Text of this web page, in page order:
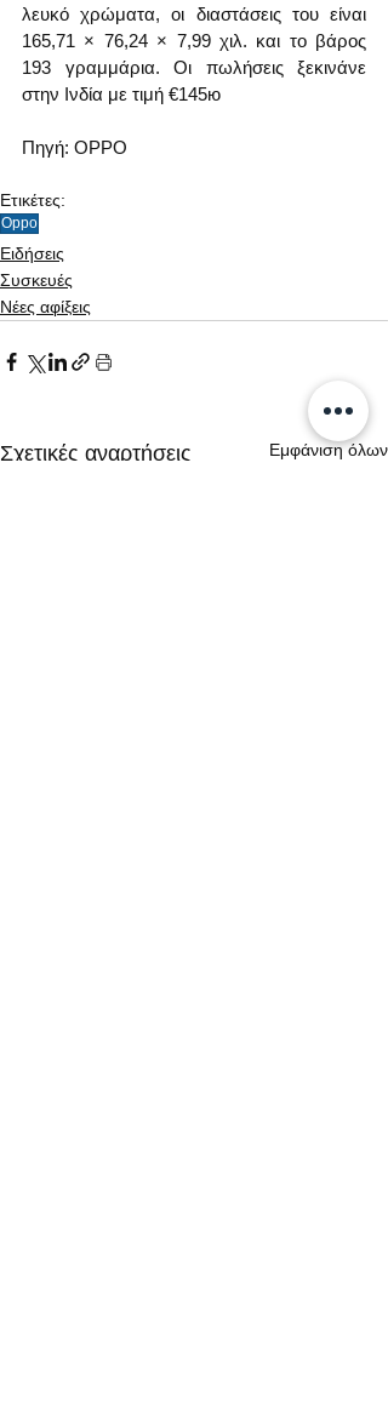
λευκό χρώματα, οι διαστάσεις του είναι
165,71 × 76,24 × 7,99 χιλ. και το βάρος
193 γραμμάρια. Οι πωλήσεις ξεκινάνε
στην Ινδία με τιμή €145ю
Πηγή: OPPO
Ετικέτες:
Oppo
Ειδήσεις
Συσκευές
Νέες αφίξεις
Σχετικές αναρτήσεις Εμφάνιση όλων